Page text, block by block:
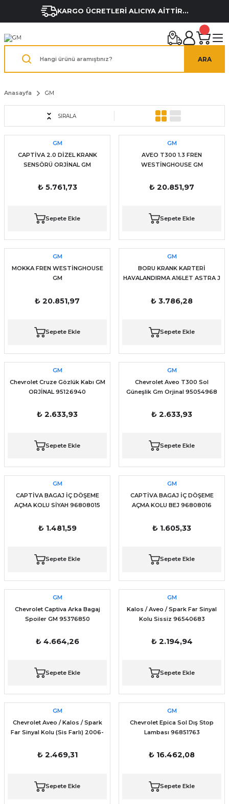
KARGO ÜCRETLERİ ALICIYA AİTTİR...
ARA
Anasayfa GM
SIRALA
GM
CAPTİVA 2.0 DİZEL KRANK
SENSÖRÜ ORJİNAL GM
₺ 5.761,73
Sepete Ekle
GM
AVEO T300 1.3 FREN
WESTİNGHOUSE GM
₺ 20.851,97
Sepete Ekle
GM
MOKKA FREN WESTİNGHOUSE
GM
₺ 20.851,97
Sepete Ekle
GM
BORU KRANK KARTERİ
HAVALANDIRMA A16LET ASTRA J
₺ 3.786,28
Sepete Ekle
GM
Chevrolet Cruze Gözlük Kabı GM
ORJİNAL 95126940
₺ 2.633,93
Sepete Ekle
GM
Chevrolet Aveo T300 Sol
Güneşlik Gm Orjinal 95054968
₺ 2.633,93
Sepete Ekle
GM
CAPTİVA BAGAJ İÇ DÖŞEME
AÇMA KOLU SİYAH 96808015
₺ 1.481,59
Sepete Ekle
GM
CAPTİVA BAGAJ İÇ DÖŞEME
AÇMA KOLU BEJ 96808016
₺ 1.605,33
Sepete Ekle
GM
Chevrolet Captiva Arka Bagaj
Spoiler GM 95376850
₺ 4.664,26
Sepete Ekle
GM
Kalos / Aveo / Spark Far Sinyal
Kolu Sissiz 96540683
₺ 2.194,94
Sepete Ekle
GM
Chevrolet Aveo / Kalos / Spark
Far Sinyal Kolu (Sis Farlı) 2006-
₺ 2.469,31
Sepete Ekle
GM
Chevrolet Epica Sol Dış Stop
Lambası 96851763
₺ 16.462,08
Sepete Ekle